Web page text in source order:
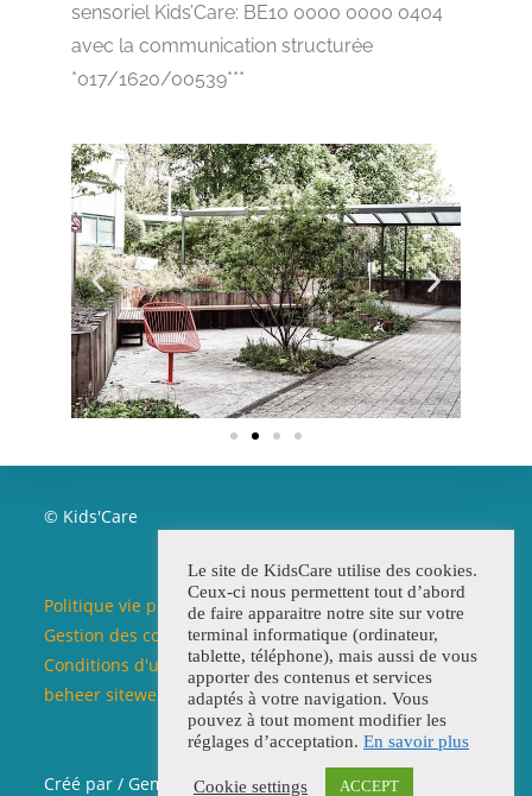
sensoriel Kids’Care: BE10 0000 0000 0404
avec la communication structurée
*017/1620/00539***
© Kids'Care
Politique vie privée / Beleid privéleven
Gestion des cookies / Beleid cookies
Conditions d'utilisation du site web / Voorwaarden
beheer siteweb
Créé par / Gemaakd doorChantal Claerhoudt
Le site de KidsCare utilise des cookies.
Ceux-ci nous permettent tout d’abord
de faire apparaitre notre site sur votre
terminal informatique (ordinateur,
tablette, téléphone), mais aussi de vous
apporter des contenus et services
adaptés à votre navigation. Vous
pouvez à tout moment modifier les
réglages d’acceptation. En savoir plus
Cookie settings ACCEPT